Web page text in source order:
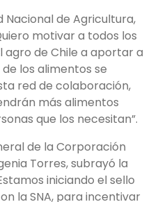
Nacional de Agricultura,
motivar a todos los
de Chile a aportar a
los alimentos se
red de colaboración,
más alimentos
que los necesitan”.
de la Corporación
Torres, subrayó la
iniciando el sello
la SNA, para incentivar